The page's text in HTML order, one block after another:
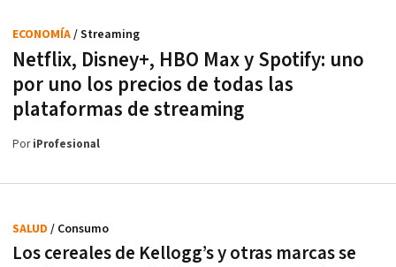
Netflix, Disney+, HBO Max y Spotify: uno
por uno los precios de todas las
plataformas de streaming
ECONOMÍA/ Streaming
PoriProfesional
Los cereales de Kellogg’s y otras marcas se
SALUD / Consumo